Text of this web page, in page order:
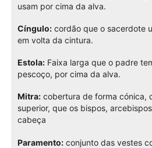
usam por cima da alva.
Cíngulo:cordão que o sacerdote
em volta da cintura.
Estola:Faixa larga que o padre
pescoço, por cima da alva.
Mitra:cobertura de forma cónica,
superior, que os bispos,
cabeça
Paramento:conjunto das vestes